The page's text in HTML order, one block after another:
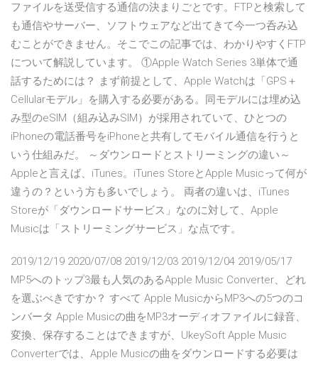
ファイルを送受信する通信の決まりごとです。FTPと検索して
も通信やサーバー、ソフトウェアなど出てきて今一つ呑み込
むことができません。そこでこの記事では、わかりやすくFTP
について解説しています。 ①Apple Watch Series 3単体で通
話するためには？ まず前提として、Apple Watchは「GPS＋
Cellularモデル」を購入する必要がある。同モデルには埋め込
み型のeSIM（組み込みSIM）が採用されていて、ひとつの
iPhoneの電話番号をiPhoneと共有してモバイル通信を行うと
いう仕組みだ。 ～ダウンロードとストリーミングの違い～
Appleと言えば、iTunes。iTunes StoreとApple Musicって何が
違うの？という方も多いでしょう。 両者の違いは、iTunes
Storeが「ダウンロードサービス」なのに対して、Apple
Musicは「ストリーミングサービス」な点です。
2019/12/19 2020/07/08 2019/12/03 2019/12/04 2019/05/17
MP5へのトップ3最も人気のあるApple Music Converter、どれ
を選ぶべきですか？ すべて Apple MusicからMP3への5つのコ
ンバータ Apple Musicの曲をMP3オーディオファイルに録音、
変換、保存することはできますが、UkeySoft Apple Music
Converterでは、Apple Musicの曲をダウンロードする必要は